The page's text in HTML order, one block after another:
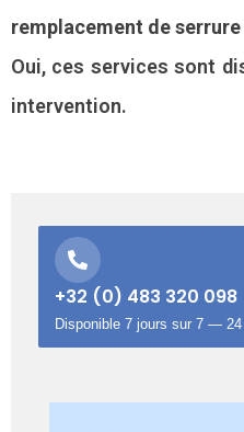
remplacement de serrure
Oui, ces services sont
intervention.
+32 (0) 483 320 098
Disponible 7 jours sur 7 —